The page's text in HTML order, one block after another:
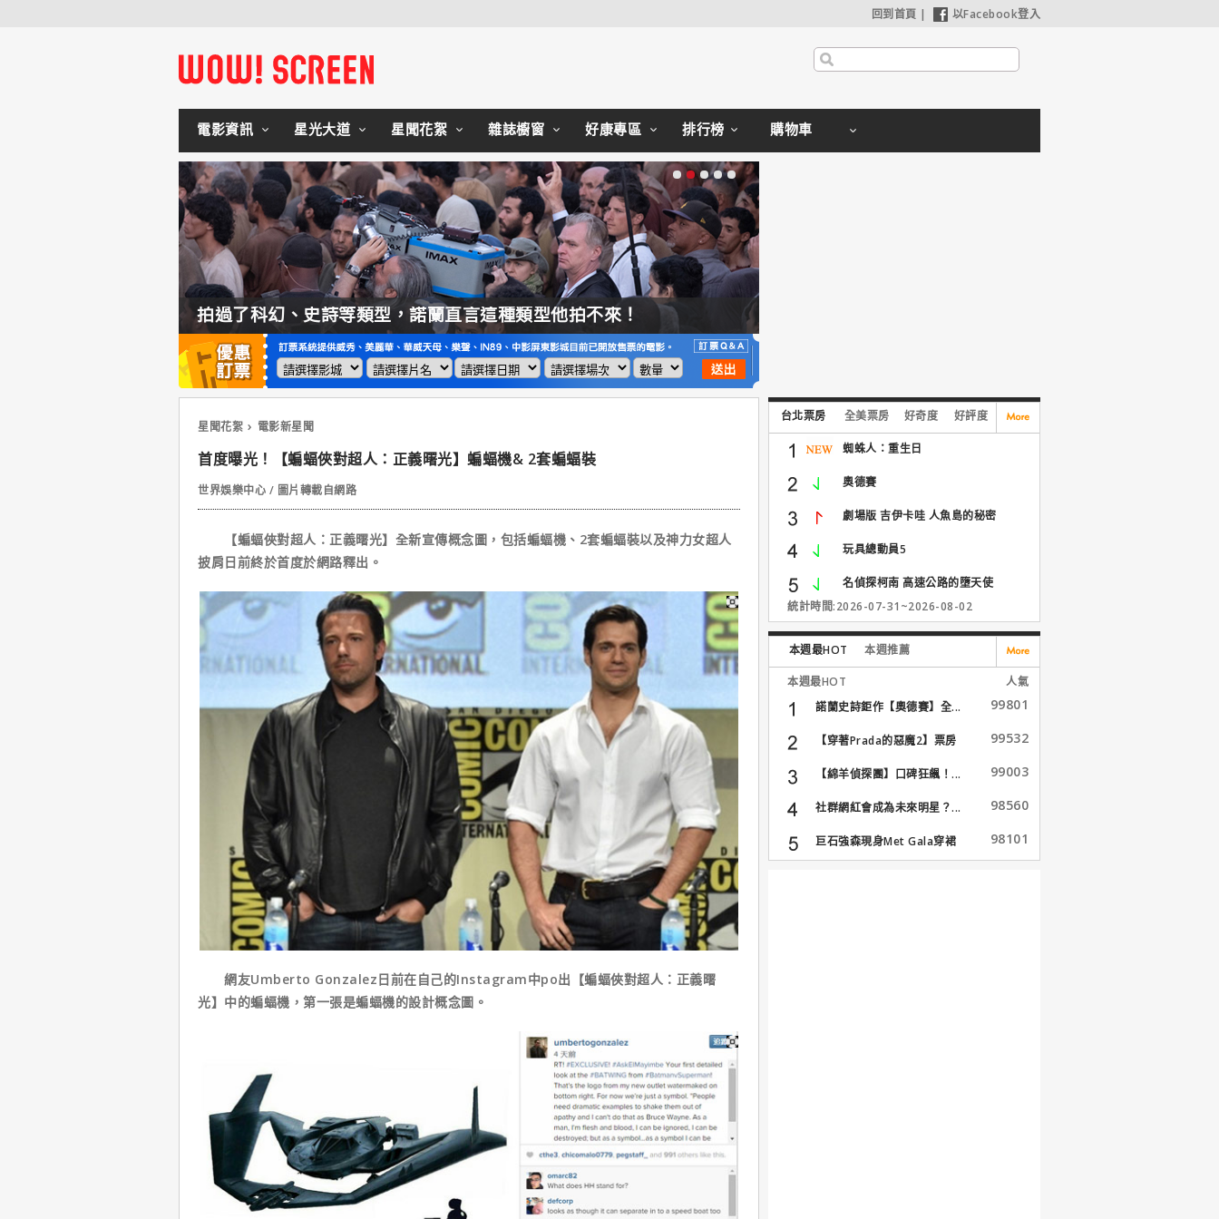
回到首頁 | 以Facebook登入
電影資訊 星光大道 星聞花絮 雜誌櫥窗 好康專區 排行榜 購物車
拍過了科幻、史詩等類型，諾蘭直言這種類型他拍不來！
星聞花絮 電影新星聞
首度曝光！【蝙蝠俠對超人：正義曙光】蝙蝠機& 2套蝙蝠裝
世界娛樂中心 / 圖片轉載自網路
【蝙蝠俠對超人：正義曙光】全新宣傳概念圖，包括蝙蝠機、2套蝙蝠裝以及神力女超人
披肩日前終於首度於網路釋出。
網友Umberto Gonzalez日前在自己的Instagram中po出【蝙蝠俠對超人：正義曙
光】中的蝙蝠機，第一張是蝙蝠機的設計概念圖。
台北票房 全美票房 好奇度 好評度
蜘蛛人：重生日
奧德賽
劇場版 吉伊卡哇 人魚島的秘密
玩具總動員5
名偵探柯南 高速公路的墮天使
統計時間:2026-07-31~2026-08-02
本週最HOT 本週推薦
本週最HOT
人氣
諾蘭史詩鉅作【奧德賽】全...
99801
【穿著Prada的惡魔2】票房
99532
【綿羊偵探團】口碑狂飆！... 99003
社群網紅會成為未來明星？... 98560
巨石強森現身Met Gala穿裙
子...
98101